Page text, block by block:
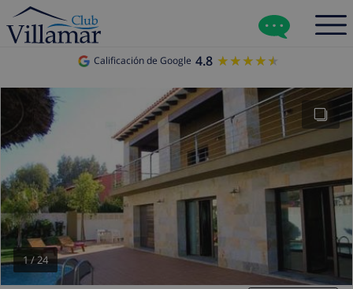
Calificación de Google 4.8 ★★★★★
★★★★★
1 /24